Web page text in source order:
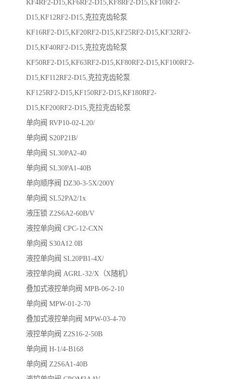
KF4RF2-D15,KF6RF2-D15,KF8RF2-D15,KF10RF2-
D15,KF12RF2-D15,克拉克齿轮泵
KF16RF2-D15,KF20RF2-D15,KF25RF2-D15,KF32RF2-
D15,KF40RF2-D15,克拉克齿轮泵
KF50RF2-D15,KF63RF2-D15,KF80RF2-D15,KF100RF2-
D15,KF112RF2-D15,克拉克齿轮泵
KF125RF2-D15,KF150RF2-D15,KF180RF2-
D15,KF200RF2-D15,克拉克齿轮泵
单向阀 RVP10-02-L20/
单向阀 S20P21B/
单向阀 SL30PA2-40
单向阀 SL30PA1-40B
单向顺序阀 DZ30-3-5X/200Y
单向阀 SL52PA2/1x
液压锁 Z2S6A2-60B/V
液控单向阀 CPC-12-CXN
单向阀 S30A12.0B
液控单向阀 SL20PB1-4X/
液控单向阀 AGRL-32/X（X随机）
叠加式液控单向阀 MPB-06-2-10
单向阀 MPW-01-2-70
叠加式液控单向阀 MPW-03-4-70
液控单向阀 Z2S16-2-50B
单向阀 H-1/4-B168
单向阀 Z2S6A1-40B